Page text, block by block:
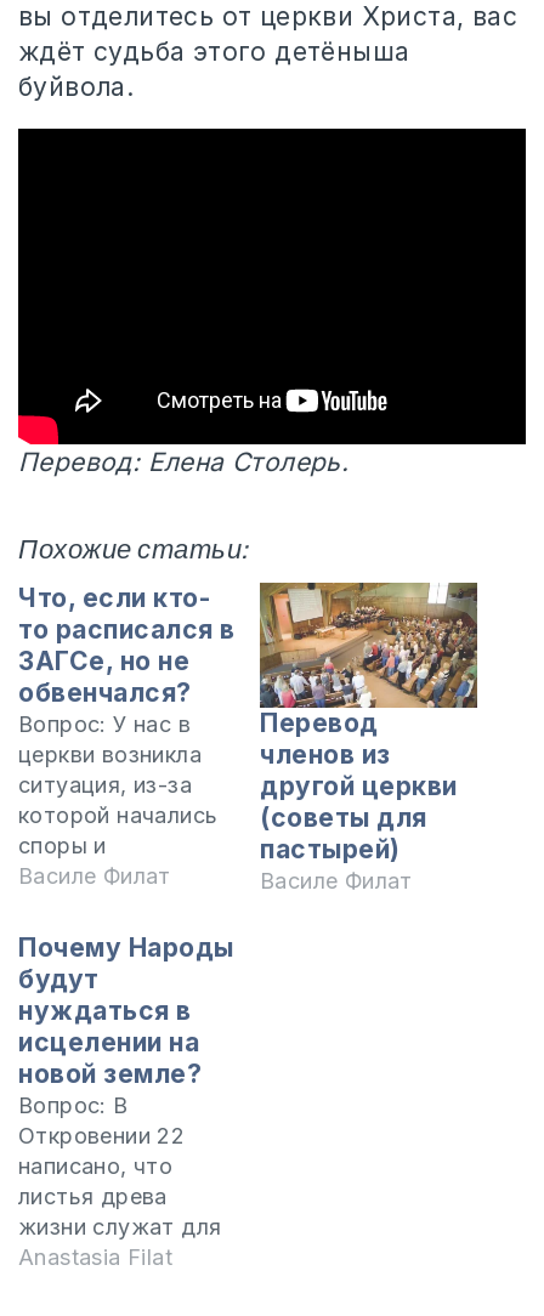
вы отделитесь от церкви Христа, вас
ждёт судьба этого детёныша
буйвола.
Перевод: Елена Столерь.
Похожие статьи:
Что, если кто-
то расписался в
ЗАГСе, но не
обвенчался?
Вопрос: У нас в
церкви возникла
ситуация, из-за
которой начались
споры и
разногласия, и мы
грех ли это. Я хочу
узнать ваше
мнение по этому
вопросу. Вот что
произошло.
Девушка, член
церкви, вышла
замуж за парня,
который заключил
Новый Завет с
Иисусом Христом,
но ещё не
Василе Филат
Перевод
членов из
другой церкви
(советы для
пастырей)
Василе Филат
Почему Народы
будут
нуждаться в
исцелении на
новой земле?
Вопрос: В
Откровении 22
написано, что
листья древа
жизни служат для
исцеления
Anastasia Filat